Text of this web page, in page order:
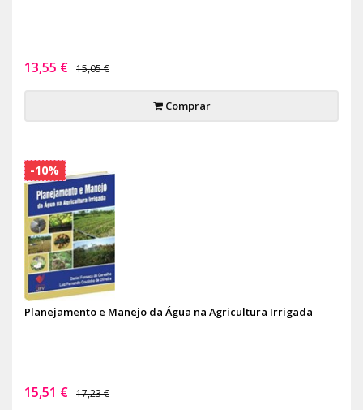
13,55 € 15,05 €
Comprar
Planejamento e Manejo da Água na Agricultura Irrigada
15,51 € 17,23 €
-10%